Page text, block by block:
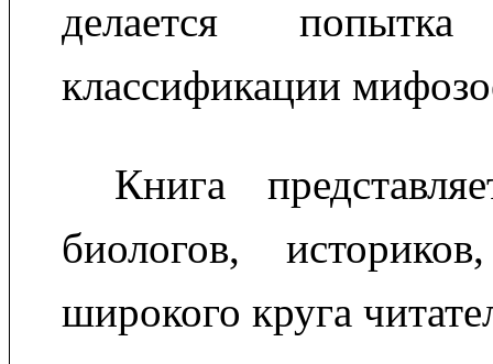
делается попытка
классификации
Книга
биологов,
широкого круга